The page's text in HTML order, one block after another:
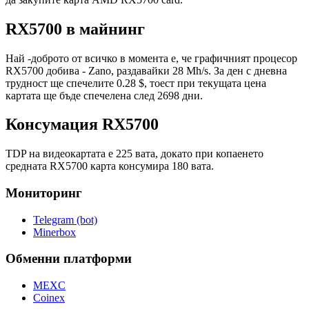
RX5700 в майнинг
Най -доброто от всичко в момента е, че графичният процесор
RX5700 добива - Zano, раздавайки 28 Mh/s. За ден с дневна
трудност ще спечелите 0.28 $, тоест при текущата цена
картата ще бъде спечелена след 2698 дни.
Консумация RX5700
TDP на видеокартата е 225 вата, докато при копаенето
средната RX5700 карта консумира 180 вата.
Мониторинг
Telegram (bot)
Minerbox
Обменни платформи
MEXC
Coinex